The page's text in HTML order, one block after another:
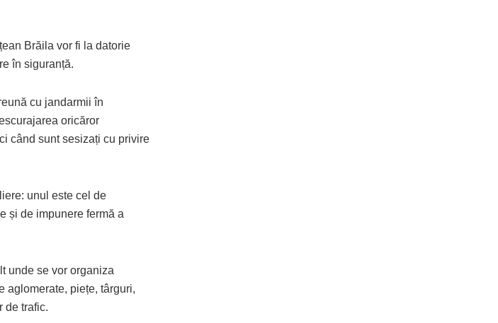
Brăila vor fi la datorie
în siguranță.
cu jandarmii în
oricăror
când sunt sesizați cu privire
unul este cel de
și de impunere fermă a
unde se vor organiza
aglomerate, piețe, târguri,
de trafic.